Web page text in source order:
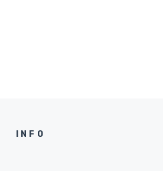
INFO